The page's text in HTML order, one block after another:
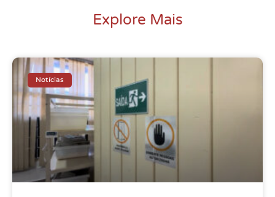
Explore Mais
Notícias